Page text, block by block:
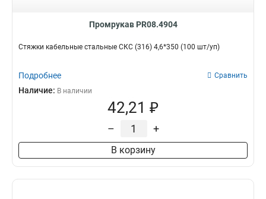
Промрукав PR08.4904
Стяжки кабельные стальные СКС (316) 4,6*350 (100 шт/уп)
Подробнее Сравнить
Наличие: В наличии
42,21 ₽
– +
В корзину